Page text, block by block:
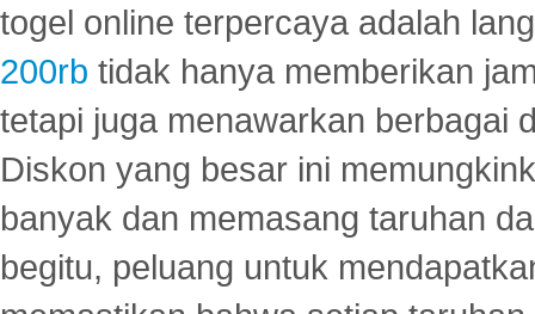
togel online terpercaya adalah
200rb tidak hanya memberikan
tetapi juga menawarkan berbagai
Diskon yang besar ini
banyak dan memasang taruhan
begitu, peluang untuk